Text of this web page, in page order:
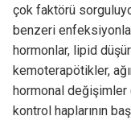
çok faktörü
benzeri
hormonlar, lipid
kemoterapötikler,
hormonal değişimler
kontrol haplarının